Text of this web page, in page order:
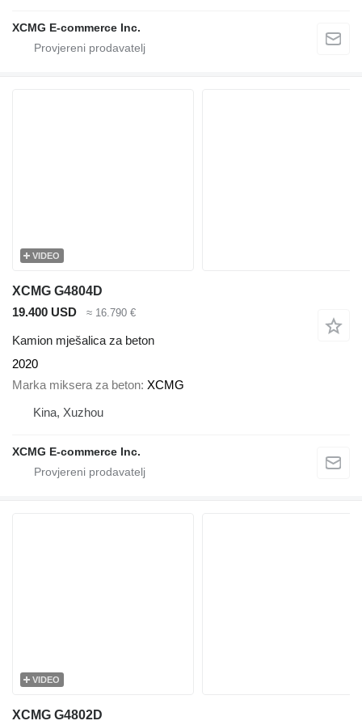
XCMG E-commerce Inc.
VIDEO
XCMG G4804D
19.400 USD
≈ 16.790 €
Kamion mješalica za beton
2020
Marka miksera za beton XCMG
Kina, Xuzhou
XCMG E-commerce Inc.
VIDEO
XCMG G4802D